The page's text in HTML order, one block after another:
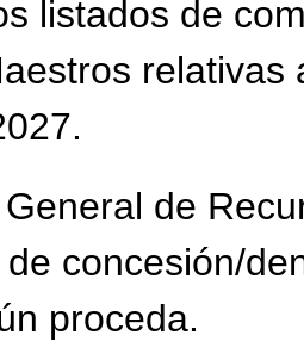
listados de
de
concesión/
proceda.